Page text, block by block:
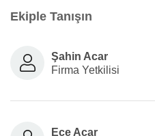
Ekiple Tanışın
Şahin Acar
Firma Yetkilisi
Ece Acar